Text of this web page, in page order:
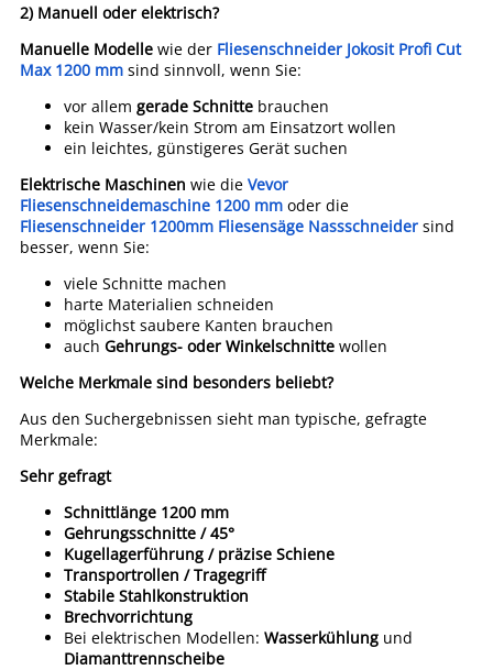
2) Manuell oder elektrisch?
Manuelle Modelle wie der Fliesenschneider Jokosit Profi Cut
Max 1200 mm sind sinnvoll, wenn Sie:
vor allem gerade Schnitte brauchen
kein Wasser/kein Strom am Einsatzort wollen
ein leichtes, günstigeres Gerät suchen
Elektrische Maschinen wie die Vevor
Fliesenschneidemaschine 1200 mm oder die
Fliesenschneider 1200mm Fliesensäge Nassschneider sind
besser, wenn Sie:
viele Schnitte machen
harte Materialien schneiden
möglichst saubere Kanten brauchen
auch Gehrungs- oder Winkelschnitte wollen
Welche Merkmale sind besonders beliebt?
Aus den Suchergebnissen sieht man typische, gefragte
Merkmale:
Sehr gefragt
Schnittlänge 1200 mm
Gehrungsschnitte / 45°
Kugellagerführung / präzise Schiene
Transportrollen / Tragegriff
Stabile Stahlkonstruktion
Brechvorrichtung
Bei elektrischen Modellen: Wasserkühlung und
Diamanttrennscheibe